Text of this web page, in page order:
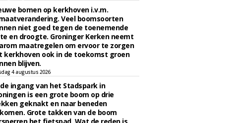
bomen op kerkhoven i.v.m.
Veel boomsoorten
niet goed tegen de toenemende
en droogte. Groninger Kerken neemt
maatregelen om ervoor te zorgen
kerkhoven ook in de toekomst groen
blijven.
4 augustus 2026
ingang van het Stadspark in
is een grote boom op drie
geknakt en naar beneden
Grote takken van de boom